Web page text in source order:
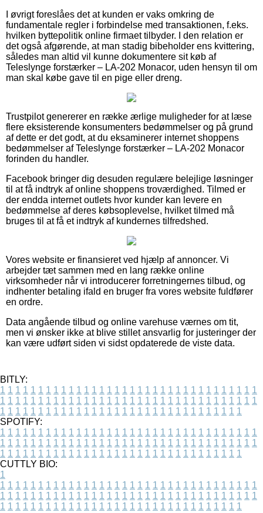
I øvrigt foreslåes det at kunden er vaks omkring de
fundamentale regler i forbindelse med transaktionen, f.eks.
hvilken byttepolitik online firmaet tilbyder. I den relation er
det også afgørende, at man stadig bibeholder ens kvittering,
således man altid vil kunne dokumentere sit køb af
Teleslynge forstærker – LA-202 Monacor, uden hensyn til om
man skal købe gave til en pige eller dreng.
Trustpilot genererer en række ærlige muligheder for at læse
flere eksisterende konsumenters bedømmelser og på grund
af dette er det godt, at du eksaminerer internet shoppens
bedømmelser af Teleslynge forstærker – LA-202 Monacor
forinden du handler.
Facebook bringer dig desuden regulære belejlige løsninger
til at få indtryk af online shoppens troværdighed. Tilmed er
der endda internet outlets hvor kunder kan levere en
bedømmelse af deres købsoplevelse, hvilket tilmed må
bruges til at få et indtryk af kundernes tilfredshed.
Vores website er finansieret ved hjælp af annoncer. Vi
arbejder tæt sammen med en lang række online
virksomheder når vi introducerer forretningernes tilbud, og
indhenter betaling ifald en bruger fra vores website fuldfører
en ordre.
Data angående tilbud og online varehuse værnes om tit,
men vi ønsker ikke at blive stillet ansvarlig for justeringer der
kan være udført siden vi sidst opdaterede de viste data.
BITLY:
1 1 1 1 1 1 1 1 1 1 1 1 1 1 1 1 1 1 1 1 1 1 1 1 1 1 1 1 1 1 1 1 1 1
1 1 1 1 1 1 1 1 1 1 1 1 1 1 1 1 1 1 1 1 1 1 1 1 1 1 1 1 1 1 1 1 1 1
1 1 1 1 1 1 1 1 1 1 1 1 1 1 1 1 1 1 1 1 1 1 1 1 1 1 1 1 1 1 1 1
SPOTIFY:
1 1 1 1 1 1 1 1 1 1 1 1 1 1 1 1 1 1 1 1 1 1 1 1 1 1 1 1 1 1 1 1 1 1
1 1 1 1 1 1 1 1 1 1 1 1 1 1 1 1 1 1 1 1 1 1 1 1 1 1 1 1 1 1 1 1 1 1
1 1 1 1 1 1 1 1 1 1 1 1 1 1 1 1 1 1 1 1 1 1 1 1 1 1 1 1 1 1 1 1
CUTTLY BIO:
1
1 1 1 1 1 1 1 1 1 1 1 1 1 1 1 1 1 1 1 1 1 1 1 1 1 1 1 1 1 1 1 1 1 1
1 1 1 1 1 1 1 1 1 1 1 1 1 1 1 1 1 1 1 1 1 1 1 1 1 1 1 1 1 1 1 1 1 1
1 1 1 1 1 1 1 1 1 1 1 1 1 1 1 1 1 1 1 1 1 1 1 1 1 1 1 1 1 1 1 1